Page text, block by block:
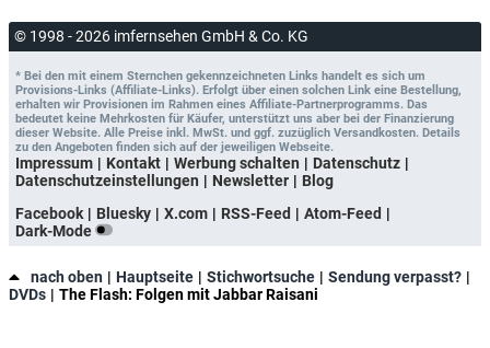
© 1998 - 2026 imfernsehen GmbH & Co. KG
* Bei den mit einem Sternchen gekennzeichneten Links handelt es sich um
Provisions-Links (Affiliate-Links). Erfolgt über einen solchen Link eine Bestellung,
erhalten wir Provisionen im Rahmen eines Affiliate-Partnerprogramms. Das
bedeutet keine Mehrkosten für Käufer, unterstützt uns aber bei der Finanzierung
dieser Website. Alle Preise inkl. MwSt. und ggf. zuzüglich Versandkosten. Details
zu den Angeboten finden sich auf der jeweiligen Webseite.
Impressum Kontakt Werbung schalten
Datenschutz
Datenschutzeinstellungen
Newsletter
Blog
Facebook
Bluesky X.com RSS-Feed
Atom-Feed
Dark-Mode
nach oben Hauptseite Stichwortsuche
Sendung verpasst?
DVDs
The Flash: Folgen mit Jabbar Raisani